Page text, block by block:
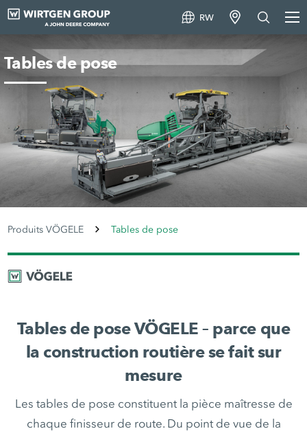
RW
Tables de pose
Produits VÖGELE Tables de pose
Tables de pose VÖGELE – parce que
la construction routière se fait sur
mesure
Les tables de pose constituent la pièce maîtresse de
chaque finisseur de route. Du point de vue de la